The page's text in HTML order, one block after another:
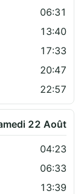
06:31
13:40
17:33
20:47
22:57
22 Août
04:23
06:33
13:39